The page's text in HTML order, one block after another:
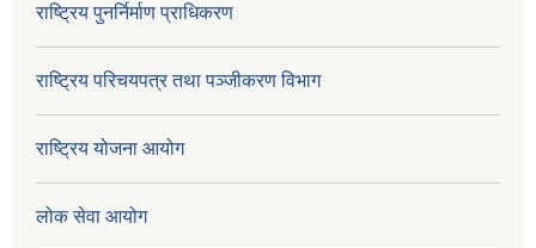
राष्ट्रिय पुनर्निर्माण प्राधिकरण
राष्ट्रिय परिचयपत्र तथा पञ्जीकरण विभाग
राष्ट्रिय योजना आयोग
लोक सेवा आयोग